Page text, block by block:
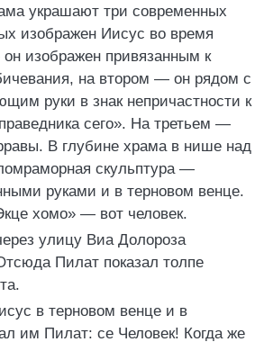
украшают три современных
изображен Иисус во время
изображен привязанным к
на втором — он рядом с
руки в знак непричастности к
сего». На третьем —
В глубине храма в нише над
скульптура —
руками и в терновом венце.
хомо» — вот человек.
улицу Виа Долороза
Пилат показал толпе
в терновом венце и в
им Пилат: се Человек! Когда же